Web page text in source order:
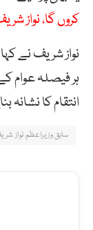
کروں گا، نواز
نواز شریف نے
ہر فیصلہ عوام
انتقام کا نشانہ
سابق وزیراعظم نواز